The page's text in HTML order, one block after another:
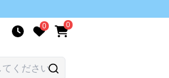
0 0